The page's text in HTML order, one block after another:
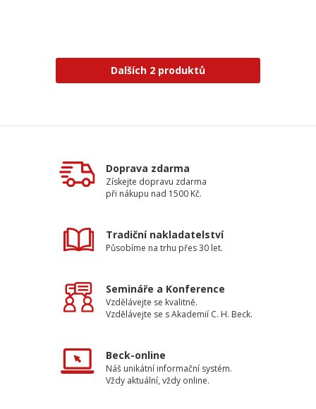
Dalších 2 produktů
Doprava zdarma
Získejte dopravu zdarma
při nákupu nad 1500 Kč.
Tradiční nakladatelství
Působíme na trhu přes 30 let.
Semináře a Konference
Vzdělávejte se kvalitně.
Vzdělávejte se s Akademií C. H. Beck.
Beck-online
Náš unikátní informační systém.
Vždy aktuální, vždy online.